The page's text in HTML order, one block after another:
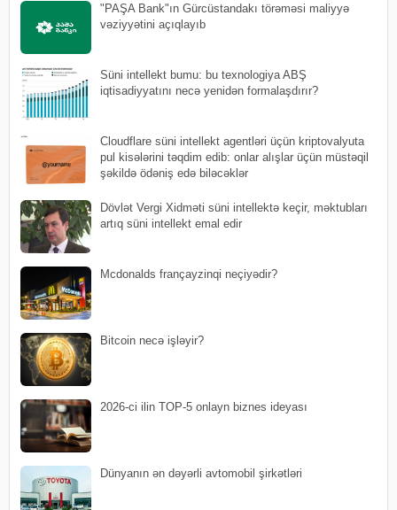
"PAŞA Bank"ın Gürcüstandakı törəməsi maliyyə
vəziyyətini açıqlayıb
Süni intellekt bumu: bu texnologiya ABŞ
iqtisadiyyatını necə yenidən formalaşdırır?
Cloudflare süni intellekt agentləri üçün kriptovalyuta
pul kisələrini təqdim edib: onlar alışlar üçün müstəqil
şəkildə ödəniş edə biləcəklər
Dövlət Vergi Xidməti süni intellektə keçir, məktubları
artıq süni intellekt emal edir
Mcdonalds françayzinqi neçiyədir?
Bitcoin necə işləyir?
2026-ci ilin TOP-5 onlayn biznes ideyası
Dünyanın ən dəyərli avtomobil şirkətləri